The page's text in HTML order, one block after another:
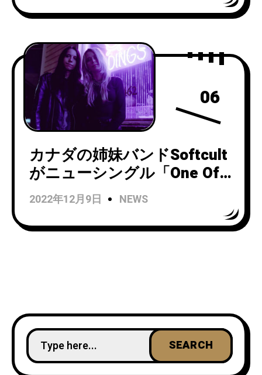
ボーナス・トラック5曲収
06
カナダの姉妹バンドSoftcult
がニューシングル「One Of
A Million」をリリースし、ミ
ュージックビデオを公開！
2022年12月9日 NEWS